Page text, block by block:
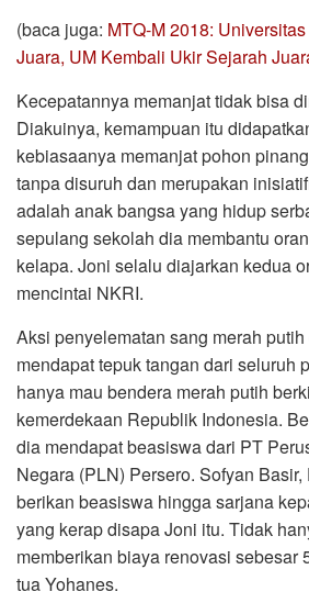
(baca juga: MTQ-M 2018:
Juara, UM Kembali Ukir Sejarah
Kecepatannya memanjat tidak bisa
Diakuinya, kemampuan itu
kebiasaanya memanjat pohon
tanpa disuruh dan merupakan
adalah anak bangsa yang hidup
sepulang sekolah dia membantu
kelapa. Joni selalu diajarkan kedua
mencintai NKRI.
Aksi penyelematan sang merah
mendapat tepuk tangan dari seluruh
hanya mau bendera merah putih
kemerdekaan Republik Indonesia.
dia mendapat beasiswa dari PT
Negara (PLN) Persero. Sofyan
berikan beasiswa hingga sarjana
yang kerap disapa Joni itu. Tidak
memberikan biaya renovasi sebesar
tua Yohanes.